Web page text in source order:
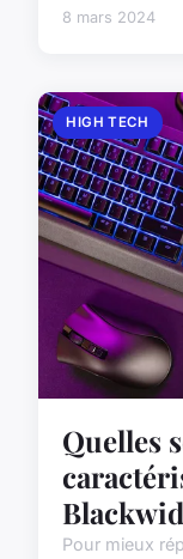
8 mars 2024
HIGH TECH
Quelles
Pour mieux